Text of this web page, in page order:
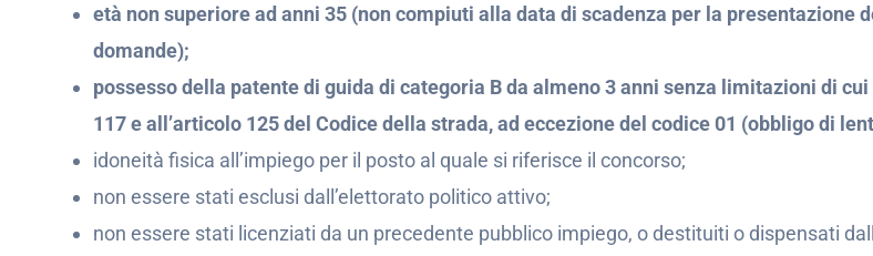
età non superiore ad anni 35 (non compiuti alla data di scadenza per la presentazione
domande);
possesso della patente di guida di categoria B da almeno 3 anni senza limitazioni di
117 e all’articolo 125 del Codice della strada, ad eccezione del codice 01 (obbligo di
idoneità fisica all’impiego per il posto al quale si riferisce il concorso;
non essere stati esclusi dall’elettorato politico attivo;
non essere stati licenziati da un precedente pubblico impiego, o destituiti o dispensati